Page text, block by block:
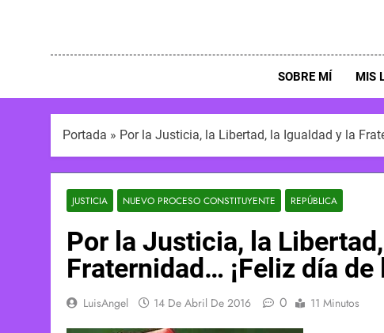
SOBRE MÍ MIS
Portada » Por la Justicia, la Libertad, la Igualdad y la
JUSTICIA NUEVO PROCESO CONSTITUYENTE REPÚBLICA
Por la Justicia, la
Fraternidad… ¡Feliz día de
LuisAngel 14 De Abril De 2016 0 11 Minutos